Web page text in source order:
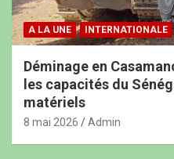
A LA UNE INTERNATIONALE
Déminage en
les capacités du
matériels
8 mai 2026 Admin